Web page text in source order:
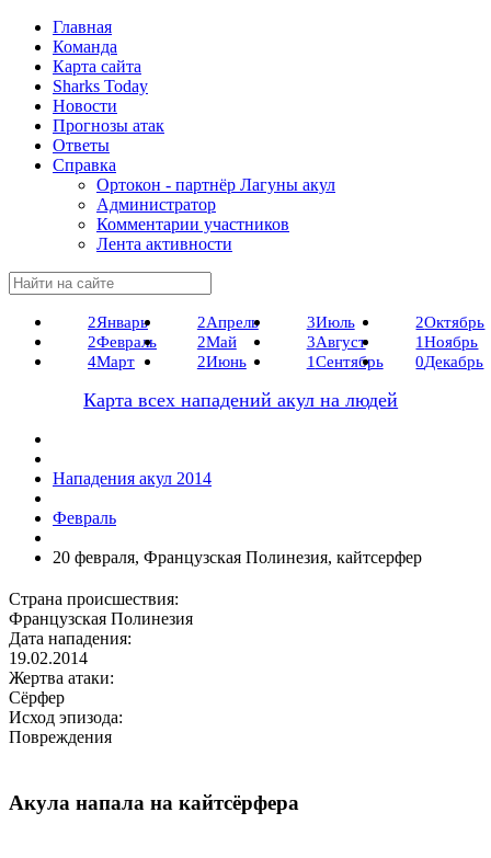
Главная
Команда
Карта сайта
Sharks Today
Новости
Прогнозы атак
Ответы
Справка
Ортокон - партнёр Лагуны акул
Администратор
Комментарии участников
Лента активности
2Январь
2Февраль
4Март
2Апрель
2Май
2Июнь
3Июль
3Август
1Сентябрь
2Октябрь
1Ноябрь
0Декабрь
Карта всех нападений акул на людей
Нападения акул 2014
Февраль
20 февраля, Французская Полинезия, кайтсерфер
Страна происшествия:
Французская Полинезия
Дата нападения:
19.02.2014
Жертва атаки:
Сёрфер
Исход эпизода:
Повреждения
Акула напала на кайтсёрфера